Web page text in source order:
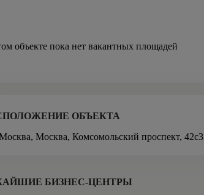
объекте пока нет вакантных площадей
ОБЪЕКТА
Москва, Комсомольский проспект, 42с3
БИЗНЕС-ЦЕНТРЫ